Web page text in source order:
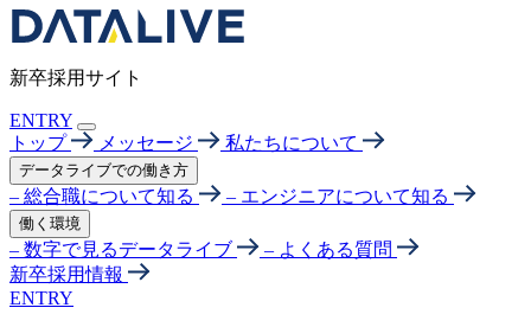
内
容
を
キ
ッ
プ
新卒採用サイト
ENTRY
トップ
メッセージ 私たちについて
データライブでの働き方
– 総合職について知る – エンジニアについて知る
働く環境
– 数字で見るデータライブ
– よくある質問
新卒採用情報
ENTRY